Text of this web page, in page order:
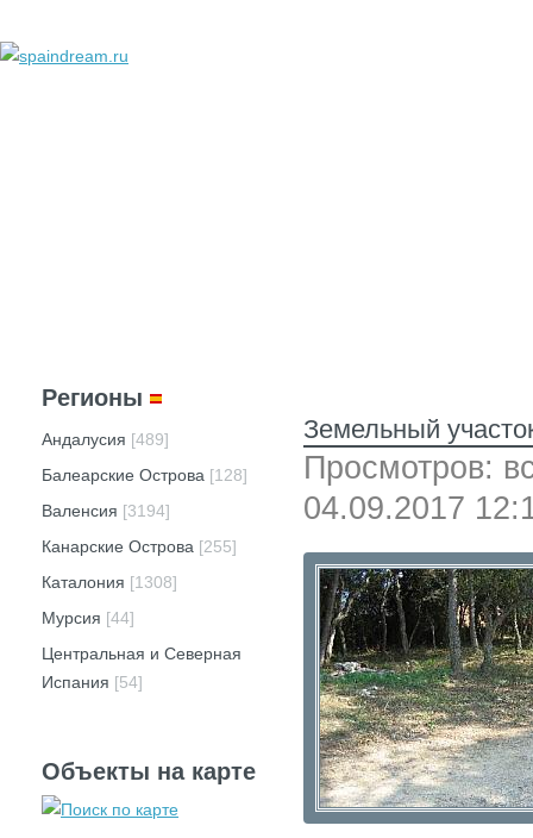
Регионы
Андалусия [489]
Балеарские Острова [128]
Валенсия [3194]
Канарские Острова [255]
Каталония [1308]
Мурсия [44]
Центральная и Северная
Испания [54]
Объекты на карте
Земельный
Просмотров:
04.09.2017